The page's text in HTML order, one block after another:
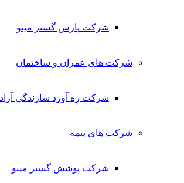
شرکت پارس گستر مینو
شرکت های عمران و ساختمان
شرکت ره آورد سازندگی
شرکت های بیمه
شرکت پوشش گستر مینو